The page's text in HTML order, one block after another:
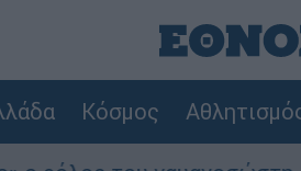
Κόσμος